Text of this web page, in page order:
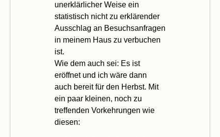
unerklärlicher Weise ein
statistisch nicht zu erklärender
Ausschlag an Besuchsanfragen
in meinem Haus zu verbuchen
ist.
Wie dem auch sei: Es ist
eröffnet und ich wäre dann
auch bereit für den Herbst. Mit
ein paar kleinen, noch zu
treffenden Vorkehrungen wie
diesen: